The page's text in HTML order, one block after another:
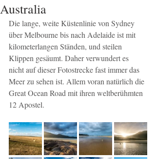
Australia
Die lange, weite Küstenlinie von Sydney
über Melbourne bis nach Adelaide ist mit
kilometerlangen Ständen, und steilen
Klippen gesäumt. Daher verwundert es
nicht auf dieser Fotostrecke fast immer das
Meer zu sehen ist. Allem voran natürlich die
Great Ocean Road mit ihren weltberühmten
12 Apostel.